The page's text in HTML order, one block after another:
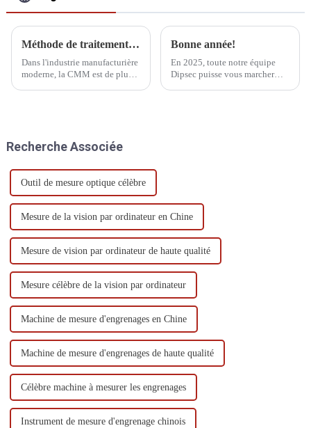
Méthode de traitement par vibration de la MMT
Dans l'industrie manufacturière
moderne, la CMM est de plus
finale au processus de
Bonne année!
En 2025, toute notre équipe
Dipsec puisse vous marcher
Recherche Associée
Outil de mesure optique célèbre
Mesure de la vision par ordinateur en Chine
Mesure de vision par ordinateur de haute qualité
Mesure célèbre de la vision par ordinateur
Machine de mesure d'engrenages en Chine
Machine de mesure d'engrenages de haute qualité
Célèbre machine à mesurer les engrenages
Instrument de mesure d'engrenage chinois